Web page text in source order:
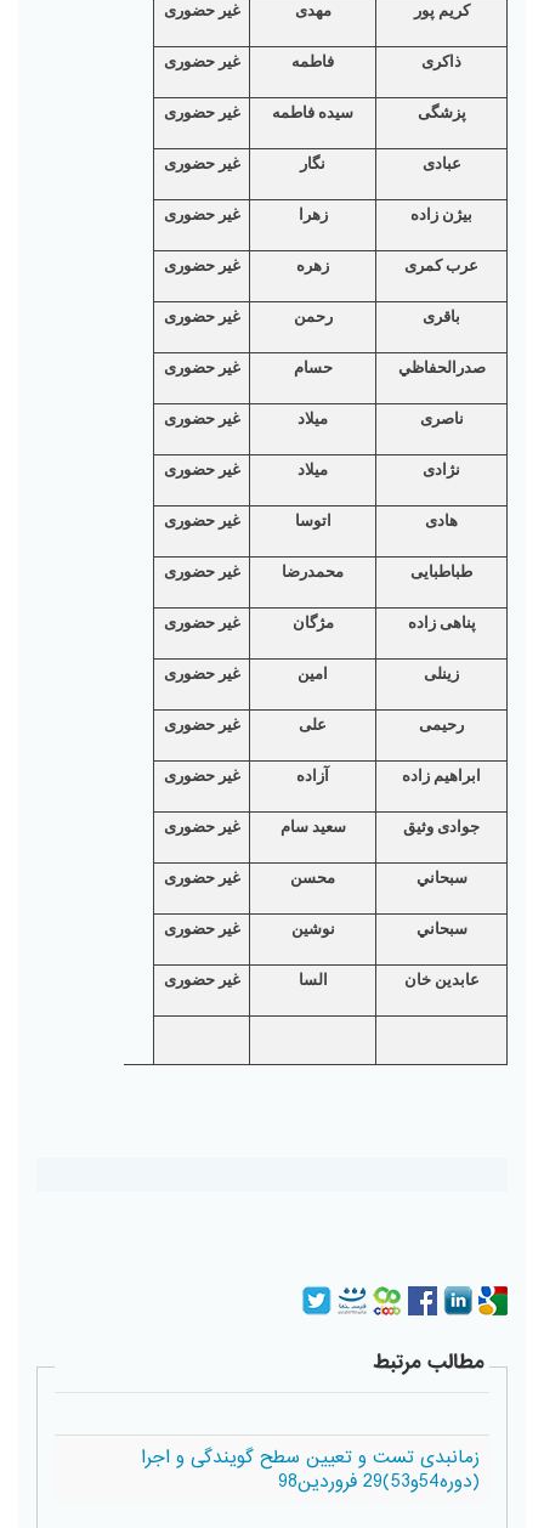
کریم پور مهدی غیر حضوری
ذاکری فاطمه غیر حضوری
پزشگی سیده فاطمه غیر حضوری
عبادی نگار غیر حضوری
بيژن زاده زهرا غیر حضوری
عرب کمری زهره غیر حضوری
باقری رحمن غیر حضوری
صدرالحفاظي حسام غیر حضوری
ناصری ميلاد غیر حضوری
نژادی ميلاد غیر حضوری
هادی اتوسا غیر حضوری
طباطبایی محمدرضا غیر حضوری
پناهی زاده مژگان غیر حضوری
زینلی امین غیر حضوری
رحیمی علی غیر حضوری
ابراهیم زادە‌ آزاده غیر حضوری
جوادی وثیق سعید سام غیر حضوری
سبحاني محسن غیر حضوری
سبحاني نوشین غیر حضوری
عابدين خان السا غیر حضوری
مطالب مرتبط
زمانبدی تست و تعیین سطح گویندگی و اجرا
(دوره54و53)29 فروردین98